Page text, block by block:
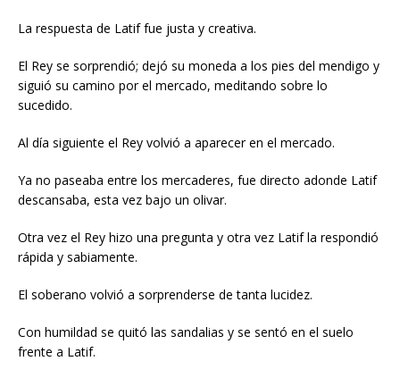
La respuesta de Latif fue justa y creativa.
El Rey se sorprendió; dejó su moneda a los pies del mendigo y
siguió su camino por el mercado, meditando sobre lo
sucedido.
Al día siguiente el Rey volvió a aparecer en el mercado.
Ya no paseaba entre los mercaderes, fue directo adonde Latif
descansaba, esta vez bajo un olivar.
Otra vez el Rey hizo una pregunta y otra vez Latif la respondió
rápida y sabiamente.
El soberano volvió a sorprenderse de tanta lucidez.
Con humildad se quitó las sandalias y se sentó en el suelo
frente a Latif.